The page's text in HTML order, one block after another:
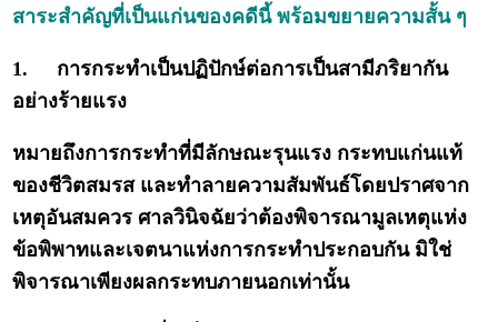
สาระสำคัญที่เป็นแก่นของคดีนี้ พร้อมขยายความสั้น ๆ
1.
การกระทำเป็นปฏิปักษ์ต่อการเป็นสามีภริยากัน
อย่างร้ายแรง
หมายถึงการกระทำที่มีลักษณะรุนแรง กระทบแก่นแท้
ของชีวิตสมรส และทำลายความสัมพันธ์โดยปราศจาก
เหตุอันสมควร ศาลวินิจฉัยว่าต้องพิจารณามูลเหตุแห่ง
ข้อพิพาทและเจตนาแห่งการกระทำประกอบกัน มิใช่
พิจารณาเพียงผลกระทบภายนอกเท่านั้น